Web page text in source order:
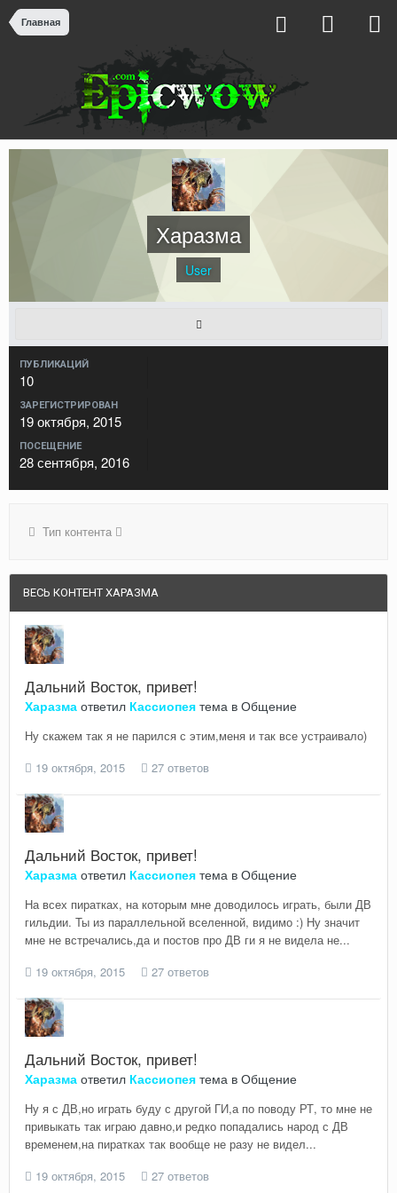
Главная
Харазма
User
ПУБЛИКАЦИЙ
10
ЗАРЕГИСТРИРОВАН
19 октября, 2015
ПОСЕЩЕНИЕ
28 сентября, 2016
Тип контента
ВЕСЬ КОНТЕНТ ХАРАЗМА
Дальний Восток, привет!
Харазма ответил Кассиопея тема в Общение
Ну скажем так я не парился с этим,меня и так все устраивало)
19 октября, 2015
27 ответов
Дальний Восток, привет!
Харазма ответил Кассиопея тема в Общение
На всех пиратках, на которым мне доводилось играть, были ДВ
гильдии. Ты из параллельной вселенной, видимо :) Ну значит
мне не встречались,да и постов про ДВ ги я не видела не...
19 октября, 2015
27 ответов
Дальний Восток, привет!
Харазма ответил Кассиопея тема в Общение
Ну я с ДВ,но играть буду с другой ГИ,а по поводу РТ, то мне не
привыкать так играю давно,и редко попадались народ с ДВ
временем,на пиратках так вообще не разу не видел...
19 октября, 2015
27 ответов